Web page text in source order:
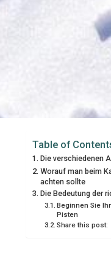
Table of
Die verschiedenen
Worauf man beim
achten sollte
Die Bedeutung der
Beginnen Sie
Pisten
Share this post: